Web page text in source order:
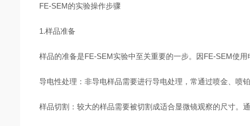
FE-SEM的实验操作步骤
1.样品准备
样品的准备是FE-SEM实验中至关重要的一步。因FE-SEM使
导电性处理：非导电样品需要进行导电处理，常通过喷金、喷
样品切割：较大的样品需要被切割成适合显微镜观察的尺寸。